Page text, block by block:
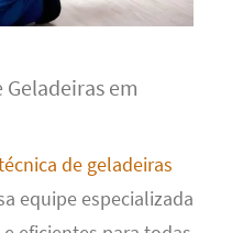
Geladeiras em
de geladeiras
equipe especializada